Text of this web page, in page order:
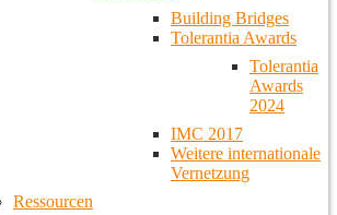
Building Bridges
Tolerantia Awards
Tolerantia
Awards
2024
IMC 2017
Weitere internationale
Vernetzung
Ressourcen